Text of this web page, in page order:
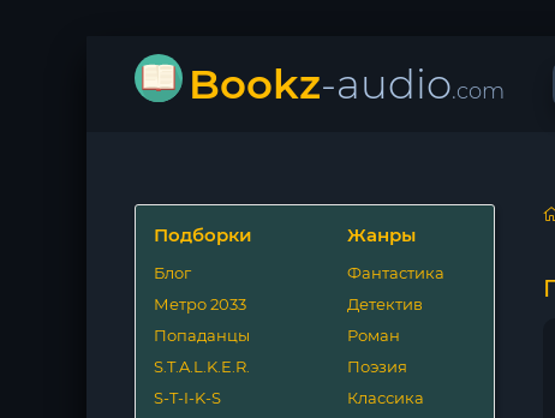
Bookz-audio.com
Подборки
Блог
Метро 2033
Попаданцы
S.T.A.L.K.E.R.
S-T-I-K-S
Жанры
Фантастика
Детектив
Роман
Поэзия
Классика